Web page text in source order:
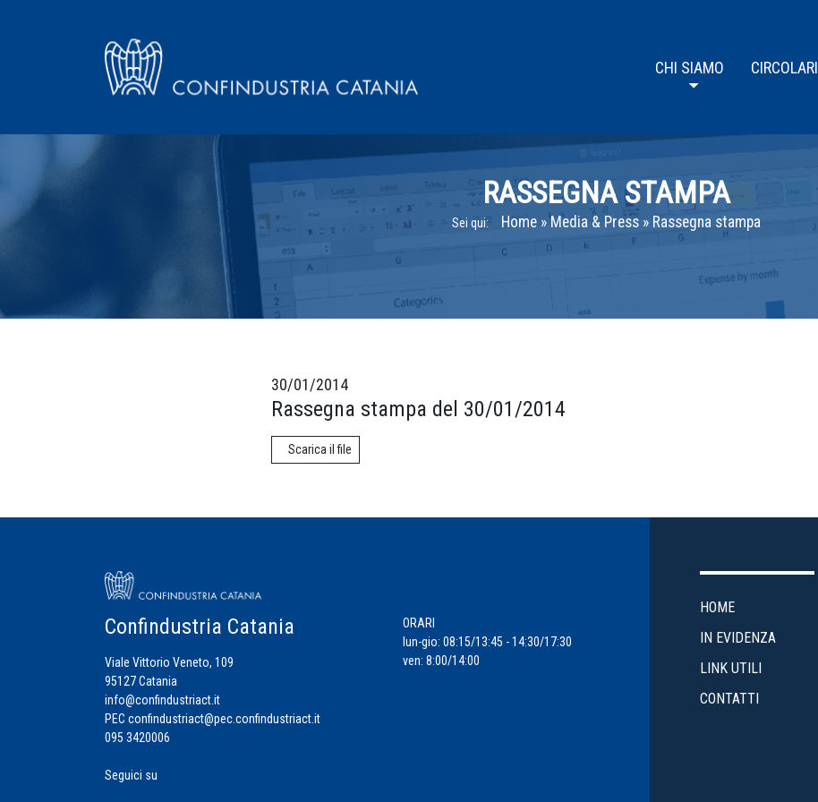
CHI SIAMO CIRCOLARI
RASSEGNA STAMPA
Sei qui: Home»Media & Press» Rassegna stampa
30/01/2014
Rassegna stampa del 30/01/2014
Scarica il file
Confindustria Catania
Viale Vittorio Veneto, 109
95127 Catania
info@confindustriact.it
PEC confindustriact@pec.confindustriact.it
095 3420006
ORARI
lun-gio: 08:15/13:45 - 14:30/17:30
ven: 8:00/14:00
Seguici su
HOME
IN EVIDENZA
LINK UTILI
CONTATTI